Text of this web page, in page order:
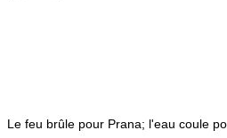
Le feu brûle pour Prana; l'eau coule